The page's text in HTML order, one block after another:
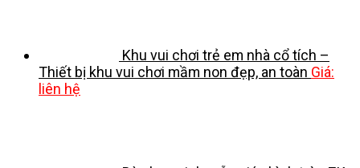
Khu vui chơi trẻ em nhà cổ tích –
Thiết bị khu vui chơi mầm non đẹp, an toàn Giá:
liên hệ